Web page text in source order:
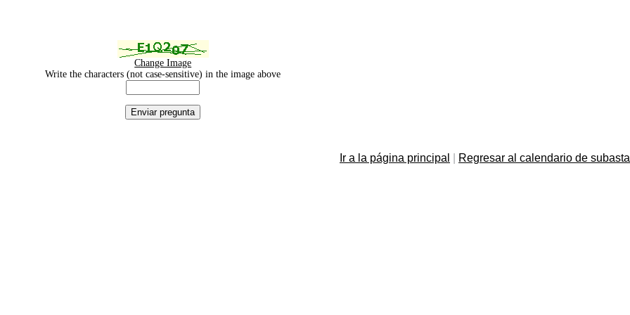
Change Image
Write the characters (not case-sensitive) in the image above
Ir a la página principal Regresar al calendario de